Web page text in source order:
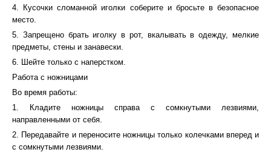
4. Кусочки сломанной иголки соберите и бросьте в безопасное
место.
5. Запрещено брать иголку в рот, вкалывать в одежду, мелкие
предметы, стены и занавески.
6. Шейте только с наперстком.
Работа с ножницами
Во время работы:
1. Кладите ножницы справа с сомкнутыми лезвиями,
направленными от себя.
2. Передавайте и переносите ножницы только колечками вперед и
с сомкнутыми лезвиями.